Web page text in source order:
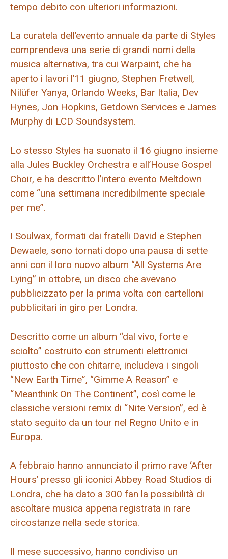
tempo debito con ulteriori informazioni.
La curatela dell’evento annuale da parte di Styles
comprendeva una serie di grandi nomi della
musica alternativa, tra cui Warpaint, che ha
aperto i lavori l’11 giugno, Stephen Fretwell,
Nilüfer Yanya, Orlando Weeks, Bar Italia, Dev
Hynes, Jon Hopkins, Getdown Services e James
Murphy di LCD Soundsystem.
Lo stesso Styles ha suonato il 16 giugno insieme
alla Jules Buckley Orchestra e all’House Gospel
Choir, e ha descritto l’intero evento Meltdown
come “una settimana incredibilmente speciale
per me”.
I Soulwax, formati dai fratelli David e Stephen
Dewaele, sono tornati dopo una pausa di sette
anni con il loro nuovo album “All Systems Are
Lying” in ottobre, un disco che avevano
pubblicizzato per la prima volta con cartelloni
pubblicitari in giro per Londra.
Descritto come un album “dal vivo, forte e
sciolto” costruito con strumenti elettronici
piuttosto che con chitarre, includeva i singoli
“New Earth Time”, “Gimme A Reason” e
“Meanthink On The Continent”, così come le
classiche versioni remix di “Nite Version”, ed è
stato seguito da un tour nel Regno Unito e in
Europa.
A febbraio hanno annunciato il primo rave ‘After
Hours’ presso gli iconici Abbey Road Studios di
Londra, che ha dato a 300 fan la possibilità di
ascoltare musica appena registrata in rare
circostanze nella sede storica.
Il mese successivo, hanno condiviso un